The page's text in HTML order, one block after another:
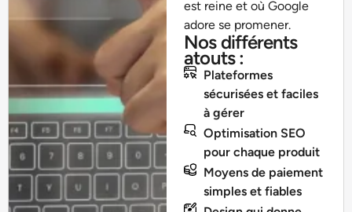
est reine et où Google
adore se promener.
Nos différents
atouts :
Plateformes
sécurisées et faciles
à gérer
Optimisation SEO
pour chaque produit
Moyens de paiement
simples et fiables